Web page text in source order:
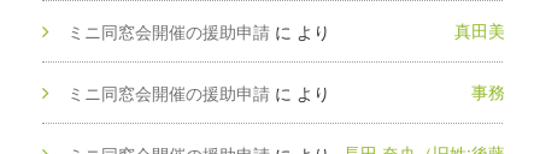
ミニ同窓会開催の援助申請 に 真田美和
より
ミニ同窓会開催の援助申請 に 事務局
より